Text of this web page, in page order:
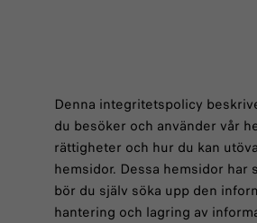
Denna integritetspolicy
du besöker och använder vår
rättigheter och hur du kan
hemsidor. Dessa hemsidor
bör du själv söka upp den
hantering och lagring av